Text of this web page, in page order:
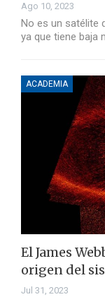
Ago 10, 2023
No es un satélite
ya que tiene baja
ACADEMIA
El James
origen del
Jul 31, 2023